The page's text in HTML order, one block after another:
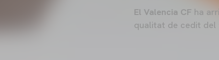
El Valencia CF ha
qualitat de cedit del